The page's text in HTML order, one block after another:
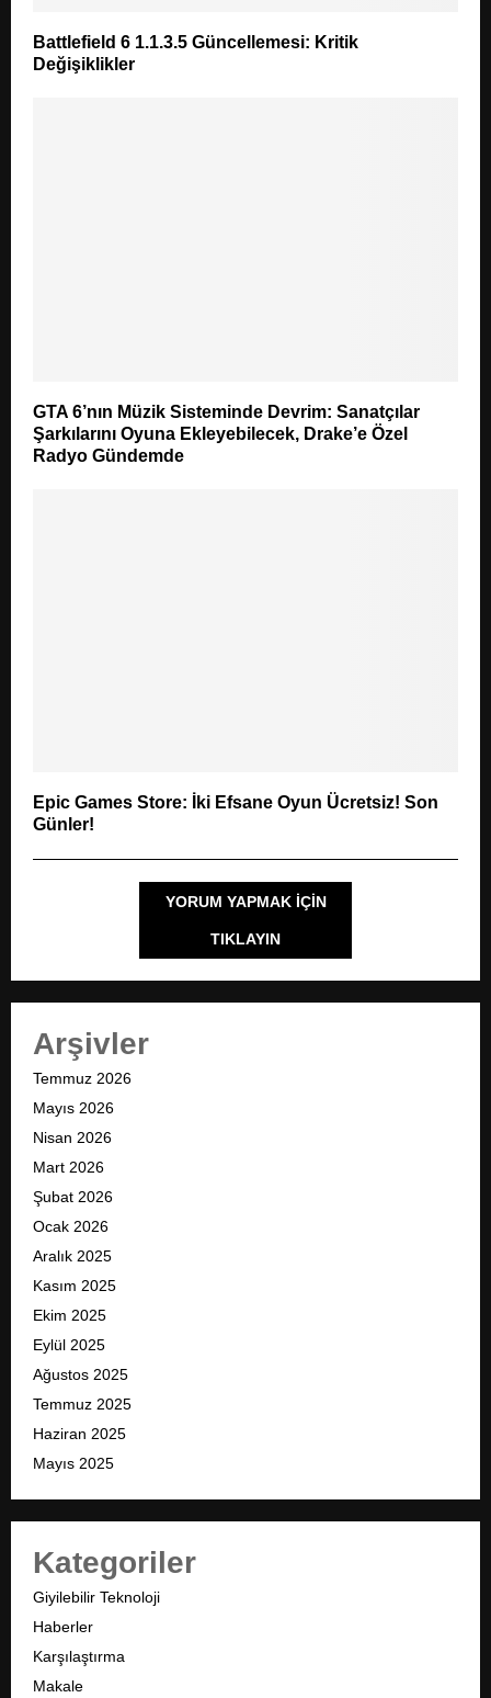
Battlefield 6 1.1.3.5 Güncellemesi: Kritik
Değişiklikler
GTA 6’nın Müzik Sisteminde Devrim: Sanatçılar
Şarkılarını Oyuna Ekleyebilecek, Drake’e Özel
Radyo Gündemde
Epic Games Store: İki Efsane Oyun Ücretsiz! Son
Günler!
YORUM YAPMAK IÇIN
TIKLAYIN
Arşivler
Temmuz 2026
Mayıs 2026
Nisan 2026
Mart 2026
Şubat 2026
Ocak 2026
Aralık 2025
Kasım 2025
Ekim 2025
Eylül 2025
Ağustos 2025
Temmuz 2025
Haziran 2025
Mayıs 2025
Kategoriler
Giyilebilir Teknoloji
Haberler
Karşılaştırma
Makale